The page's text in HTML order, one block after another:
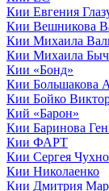
Кии Евгения
Кии Вешникова
Кии Михаила
Кии Михаила
Кии «Бонд»
Кии Большакова
Кии Бойко
Кий «Барон»
Кии Баринова
Кии ФАРТ
Кии Сергея Чухно
Кии Николаенко
Кии Дмитрия